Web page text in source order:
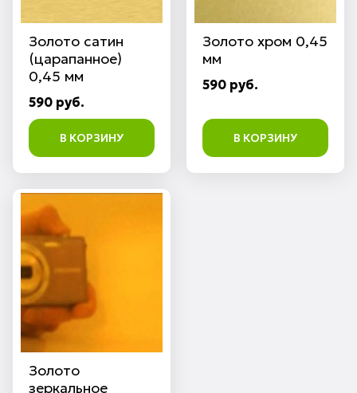
Золото сатин
(царапанное)
0,45 мм
590 руб.
В КОРЗИНУ
Золото хром 0,45
мм
590 руб.
В КОРЗИНУ
Золото
зеркальное